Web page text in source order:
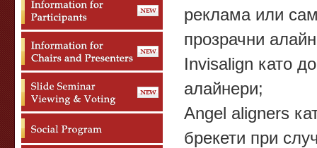
реклама или
прозрачни
Invisalign като
алайнери;
Angel aligners
брекети при